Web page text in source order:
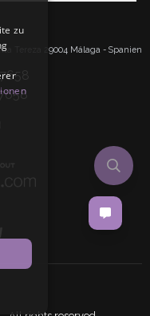
Tereza 29004 Málaga - Spanien
zu